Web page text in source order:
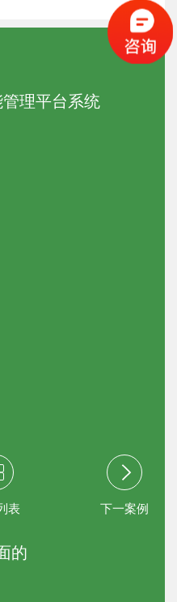
理平台系统
表 下一案例
的